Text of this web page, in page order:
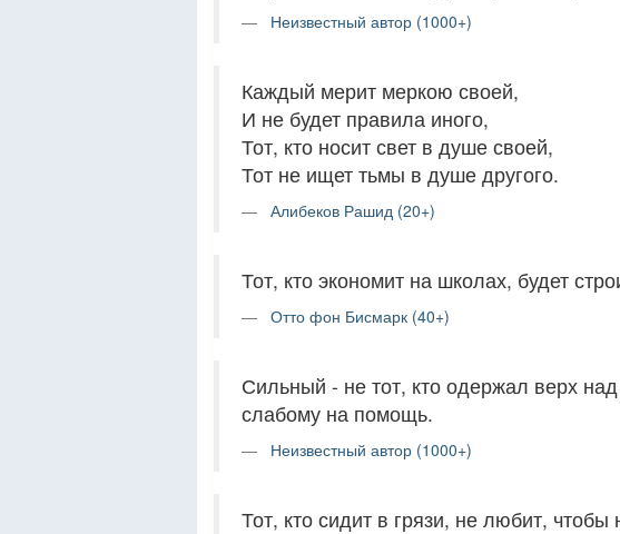
Неизвестный автор (1000+)
Каждый мерит меркою своей,
И не будет правила иного,
Тот, кто носит свет в душе своей,
Тот не ищет тьмы в душе другого.
Алибеков Рашид (20+)
Тот, кто экономит на школах, будет
Отто фон Бисмарк (40+)
Сильный - не тот, кто одержал верх
слабому на помощь.
Неизвестный автор (1000+)
Тот, кто сидит в грязи, не любит, чтобы